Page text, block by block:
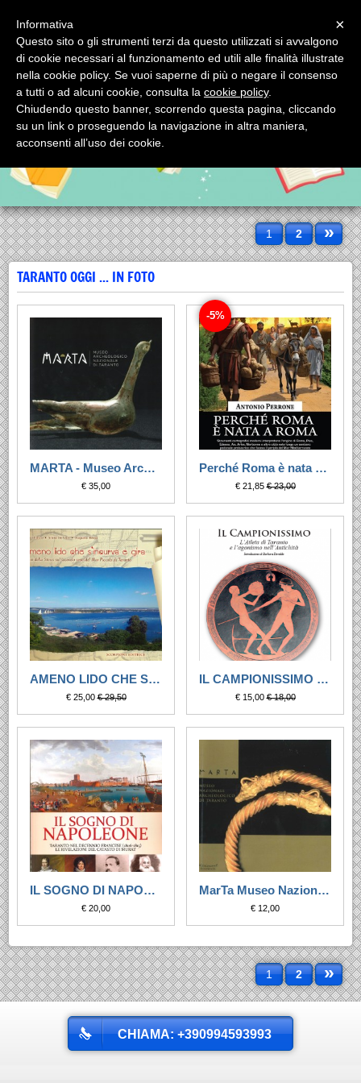
SCORPIONE EDITRICE SRL
SCORPIONE EDITRICE SRL via Mignogna, 1 - tel. 0994593993 74123
TARANTO (Italy)
1 2 »
TARANTO OGGI ... IN FOTO
MARTA - Museo Archeologico Nazionale di Taranto
€ 35,00
-5%
Perché Roma è nata a Roma. Lo sviluppo dei primi agglomerati urbani lungo i sentieri preistorici che facevano il periplo del Mar Mediterraneo
€ 21,85 € 23,00
AMENO LIDO CHE S'INCURVA E GIRA
€ 25,00 € 29,50
IL CAMPIONISSIMO - L'Atleta di Taranto e l'agonismo nell'Antichità
€ 15,00 € 18,00
IL SOGNO DI NAPOLEONE
€ 20,00
MarTa Museo Nazionale Archeologico di Taranto
€ 12,00
1 2 »
CHIAMA: +390994593993
×
Informativa
Questo sito o gli strumenti terzi da questo utilizzati si avvalgono
di cookie necessari al funzionamento ed utili alle finalità illustrate
nella cookie policy. Se vuoi saperne di più o negare il consenso
a tutti o ad alcuni cookie, consulta la cookie policy.
Chiudendo questo banner, scorrendo questa pagina, cliccando
su un link o proseguendo la navigazione in altra maniera,
acconsenti all’uso dei cookie.